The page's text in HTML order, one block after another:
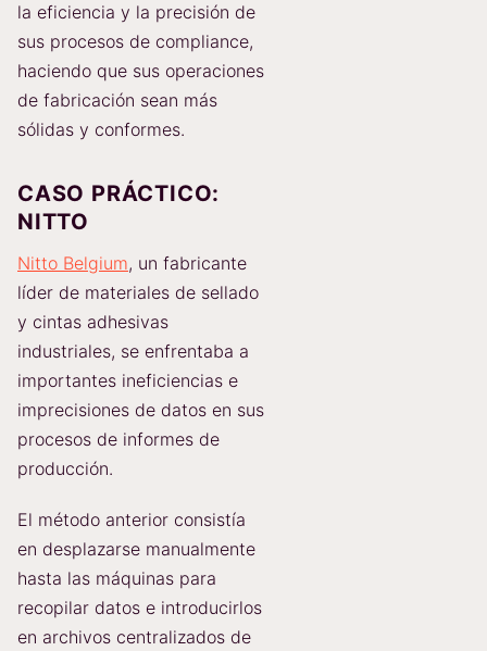
la eficiencia y la precisión de
sus procesos de compliance,
haciendo que sus operaciones
de fabricación sean más
sólidas y conformes.
CASO PRÁCTICO:
NITTO
Nitto Belgium, un fabricante
líder de materiales de sellado
y cintas adhesivas
industriales, se enfrentaba a
importantes ineficiencias e
imprecisiones de datos en sus
procesos de informes de
producción.
El método anterior consistía
en desplazarse manualmente
hasta las máquinas para
recopilar datos e introducirlos
en archivos centralizados de